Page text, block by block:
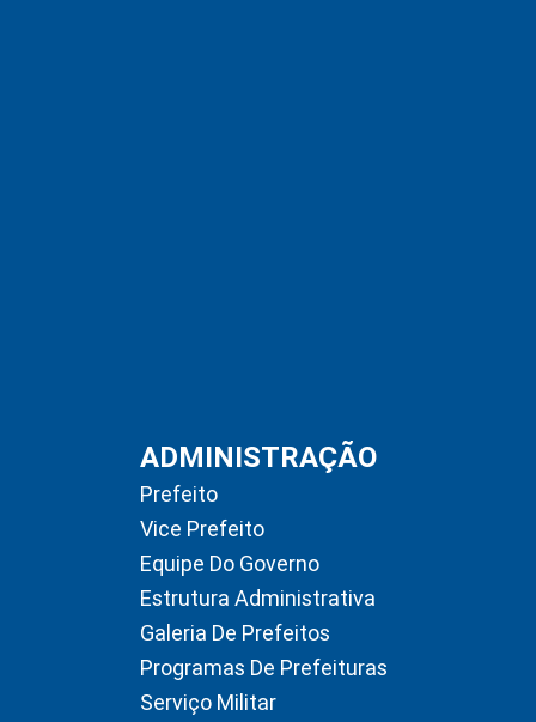
ADMINISTRAÇÃO
Prefeito
Vice Prefeito
Equipe Do Governo
Estrutura Administrativa
Galeria De Prefeitos
Programas De Prefeituras
Serviço Militar